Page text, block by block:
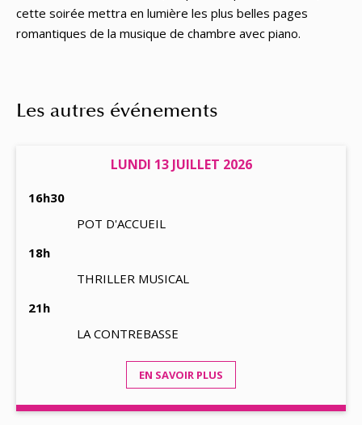
cette soirée mettra en lumière les plus belles pages
romantiques de la musique de chambre avec piano.
Les autres événements
LUNDI 13 JUILLET 2026
16h30
POT D'ACCUEIL
18h
THRILLER MUSICAL
21h
LA CONTREBASSE
EN SAVOIR PLUS